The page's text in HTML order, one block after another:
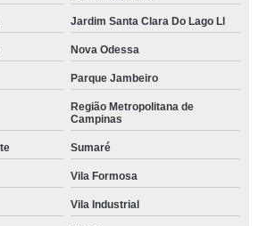
Prudente
Jardim Nova Europa
tubo sob medida Penha
Jardim Santa Clara Do Lago Ll
Nova Odessa
Parque Jambeiro
Região Metropolitana de
Campinas
Sumaré
Vila Formosa
Vila Industrial